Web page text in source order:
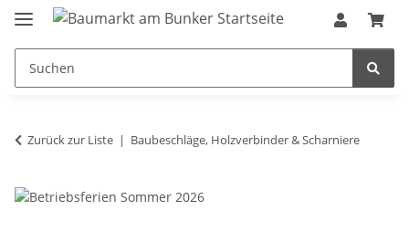
Zurück zur Liste Baubeschläge, Holzverbinder & Scharniere